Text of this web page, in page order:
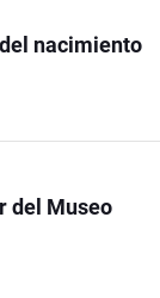
nacimiento
del Museo